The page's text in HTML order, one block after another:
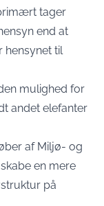
tager
end at
hensynet til
mulighed for
andet elefanter
af Miljø- og
en mere
på